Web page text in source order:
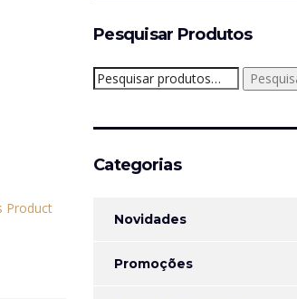
Pesquisar Produtos
Pesquisar
por:
Categorias
Novidades
Promoções